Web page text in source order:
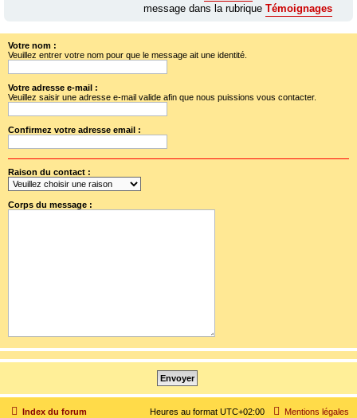
message dans la rubrique Témoignages
Votre nom :
Veuillez entrer votre nom pour que le message ait une identité.
Votre adresse e-mail :
Veuillez saisir une adresse e-mail valide afin que nous puissions vous contacter.
Confirmez votre adresse email :
Raison du contact :
Corps du message :
Index du forum Mentions légales
Heures au format UTC+02:00